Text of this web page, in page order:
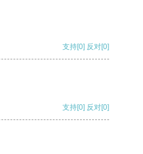
支持[0] 反对[0]
支持[0] 反对[0]